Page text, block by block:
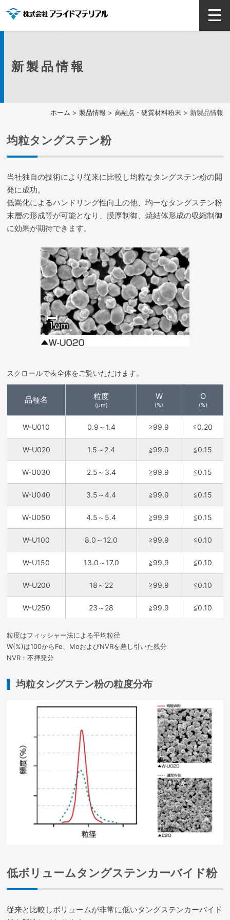
ホーム > 製品情報 > 高融点・硬質材料粉末> 新製品情報
新製品情報
均粒タングステン粉
当社独自の技術により従来に比較し均粒なタングステン粉の開
発に成功。
低嵩化によるハンドリング性向上の他、均一なタングステン粉
末層の形成等が可能となり、 膜厚制御、焼結体形成の収縮制御
に効果が期待できます。
スクロールで表全体をご覧いただけます。
品種名 粒度
(μm)
W
(%)
O
(%)
W-U010 0.9～1.4 ≧99.9 ≦0.20
W-U020 1.5～2.4 ≧99.9 ≦0.15
W-U030 2.5～3.4 ≧99.9 ≦0.15
W-U040 3.5～4.4 ≧99.9 ≦0.15
W-U050 4.5～5.4 ≧99.9 ≦0.15
W-U100 8.0～12.0 ≧99.9 ≦0.10
W-U150 13.0～17.0 ≧99.9 ≦0.10
W-U200 18～22 ≧99.9 ≦0.10
W-U250 23～28 ≧99.9 ≦0.10
粒度はフィッシャー法による平均粒径
W(%)は100からFe、MoおよびNVRを差し引いた残分
NVR：不揮発分
均粒タングステン粉の粒度分布
低ボリュームタングステンカーバイド粉
従来と比較しボリュームが非常に低いタングステンカーバイド